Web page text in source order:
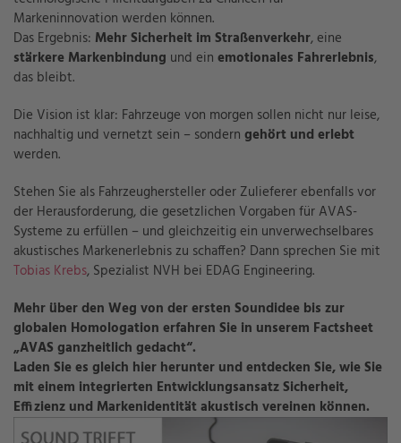
Markeninnovation werden können.
Das Ergebnis: Mehr Sicherheit im Straßenverkehr, eine
stärkere Markenbindung und ein emotionales Fahrerlebnis,
das bleibt.
Die Vision ist klar: Fahrzeuge von morgen sollen nicht nur leise,
nachhaltig und vernetzt sein – sondern gehört und erlebt
werden.
Stehen Sie als Fahrzeughersteller oder Zulieferer ebenfalls vor
der Herausforderung, die gesetzlichen Vorgaben für AVAS-
Systeme zu erfüllen – und gleichzeitig ein unverwechselbares
akustisches Markenerlebnis zu schaffen? Dann sprechen Sie mit
Tobias Krebs, Spezialist NVH bei EDAG Engineering.
Mehr über den Weg von der ersten Soundidee bis zur
globalen Homologation erfahren Sie in unserem Factsheet
„AVAS ganzheitlich gedacht“.
Laden Sie es gleich hier herunter und entdecken Sie, wie Sie
mit einem integrierten Entwicklungsansatz Sicherheit,
Effizienz und Markenidentität akustisch vereinen können.